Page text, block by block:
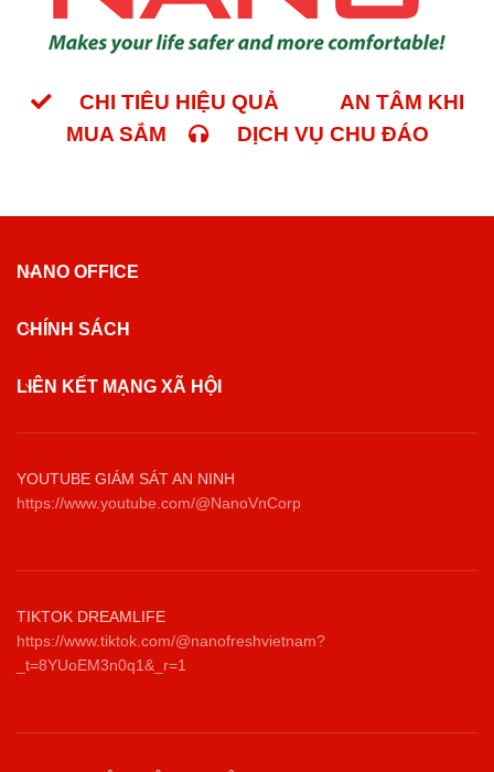
CHI TIÊU HIỆU QUẢ
AN TÂM KHI
MUA SẮM
DỊCH VỤ CHU ĐÁO
NANO OFFICE
CHÍNH SÁCH
LIÊN KẾT MẠNG XÃ HỘI
YOUTUBE GIÁM SÁT AN NINH
https://www.youtube.com/@NanoVnCorp
TIKTOK DREAMLIFE
https://www.tiktok.com/@nanofreshvietnam?
_t=8YUoEM3n0q1&_r=1